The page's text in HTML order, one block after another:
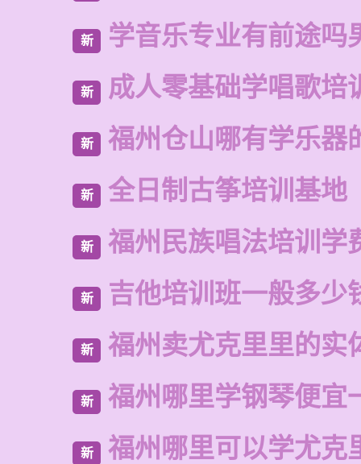
新 学音乐专业有前途吗
新 成人零基础学唱歌培
新 福州仓山哪有学乐器
新 全日制古筝培训基地
新 福州民族唱法培训学
新 吉他培训班一般多少
新 福州卖尤克里里的实
新 福州哪里学钢琴便宜
新 福州哪里可以学尤克